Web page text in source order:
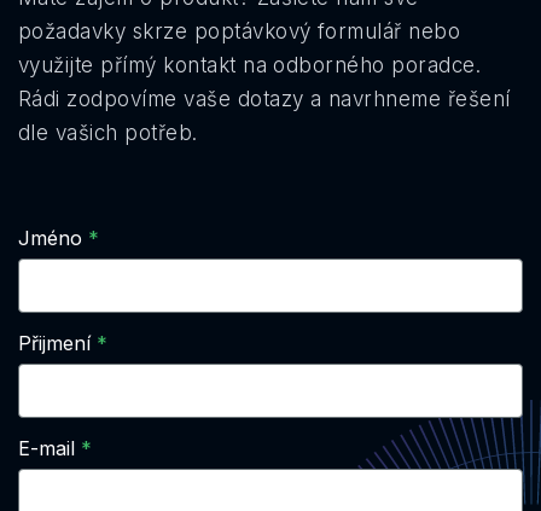
požadavky skrze poptávkový formulář nebo
využijte přímý kontakt na odborného poradce.
Rádi zodpovíme vaše dotazy a navrhneme řešení
dle vašich potřeb.
Jméno
Přijmení
E-mail